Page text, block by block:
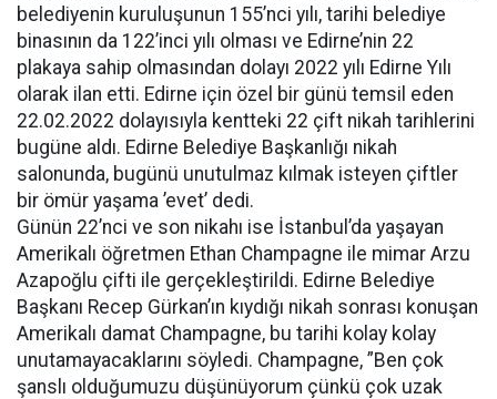
belediyenin kuruluşunun 155’nci yılı, tarihi belediye
binasının da 122’inci yılı olması ve Edirne’nin 22
plakaya sahip olmasından dolayı 2022 yılı Edirne Yılı
olarak ilan etti. Edirne için özel bir günü temsil eden
22.02.2022 dolayısıyla kentteki 22 çift nikah tarihlerini
bugüne aldı. Edirne Belediye Başkanlığı nikah
salonunda, bugünü unutulmaz kılmak isteyen çiftler
bir ömür yaşama ’evet’ dedi.
Günün 22’nci ve son nikahı ise İstanbul’da yaşayan
Amerikalı öğretmen Ethan Champagne ile mimar Arzu
Azapoğlu çifti ile gerçekleştirildi. Edirne Belediye
Başkanı Recep Gürkan’ın kıydığı nikah sonrası konuşan
Amerikalı damat Champagne, bu tarihi kolay kolay
unutamayacaklarını söyledi. Champagne, ”Ben çok
şanslı olduğumuzu düşünüyorum çünkü çok uzak